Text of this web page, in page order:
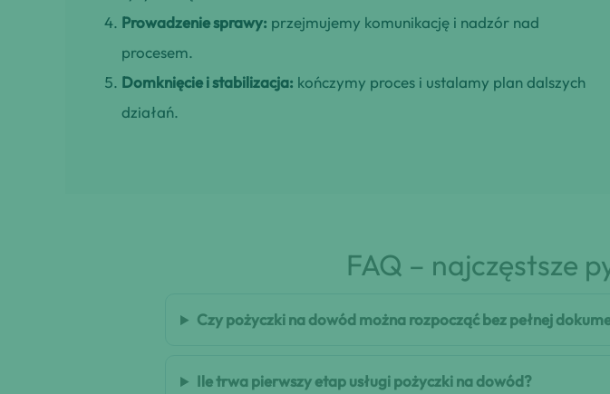
Prowadzenie sprawy: przejmujemy komunikację i nadzór nad
procesem.
Domknięcie i stabilizacja: kończymy proces i ustalamy plan dalszych
działań.
FAQ – najczęstsze
Czy pożyczki na dowód można rozpocząć bez pełnej
Ile trwa pierwszy etap usługi pożyczki na dowód?